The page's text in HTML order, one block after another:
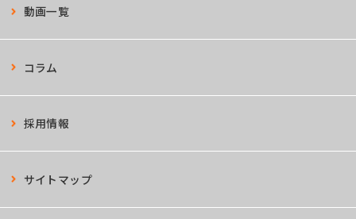
動画一覧
コラム
採用情報
サイトマップ